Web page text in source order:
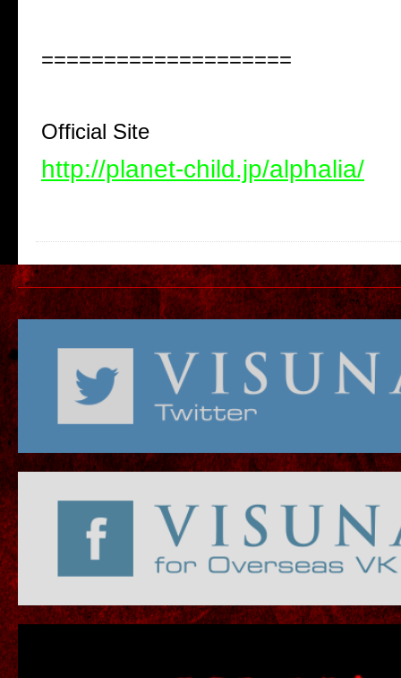
====================
Official Site
http://planet-child.jp/alphalia/